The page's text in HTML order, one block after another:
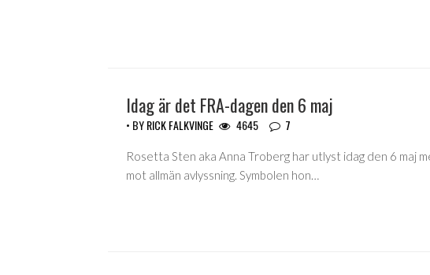
Idag är det FRA-dagen den 6 maj
• BYRICK FALKVINGE 4645 7
Rosetta Sten aka Anna Troberg har utlyst idag den 6 maj
mot allmän avlyssning. Symbolen hon…